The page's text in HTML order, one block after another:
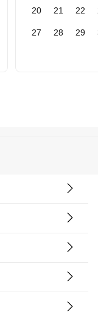
20 21 22
27 28 29